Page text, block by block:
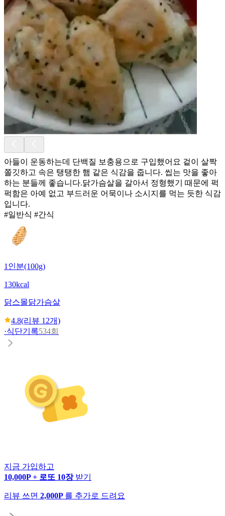
아들이 운동하는데 단백질 보충용으로 구입했어요 겉이 살짝
쫄깃하고 속은 탱탱한 햄 같은 식감을 줍니다. 씹는 맛을 좋아
하는 분들께 좋습니다. ​닭가슴살을 갈아서 정형했기 때문에 퍽
퍽함은 아예 없고 부드러운 어묵이나 소시지를 먹는 듯한 식감
입니다.
#일반식 #간식
1인분(100g)
130kcal
닭스몰닭가슴살
4.8(리뷰 12개)
·식단기록534회
지금 가입하고
10,000P + 로또 10장 받기
리뷰 쓰면 2,000P 를 추가로 드려요